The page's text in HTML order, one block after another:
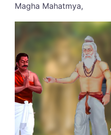
Magha Mahatmya,